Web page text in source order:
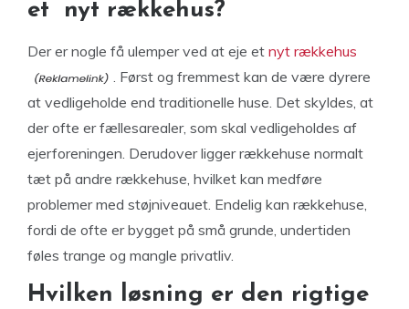
et nyt rækkehus?
Der er nogle få ulemper ved at eje et nyt rækkehus
. Først og fremmest kan de være dyrere
at vedligeholde end traditionelle huse. Det skyldes, at
der ofte er fællesarealer, som skal vedligeholdes af
ejerforeningen. Derudover ligger rækkehuse normalt
tæt på andre rækkehuse, hvilket kan medføre
problemer med støjniveauet. Endelig kan rækkehuse,
fordi de ofte er bygget på små grunde, undertiden
føles trange og mangle privatliv.
Hvilken løsning er den rigtige